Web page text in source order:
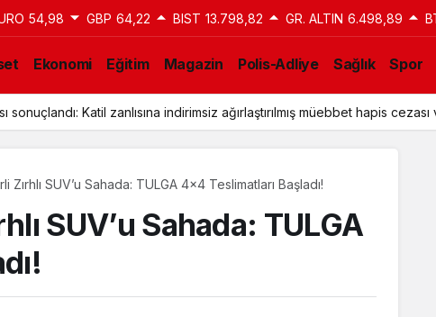
54,98 GBP 64,22 BIST 13.798,82 GR. ALTIN 6.498,89
Ekonomi Eğitim Magazin Polis-Adliye Sağlık Spor
sonuçlandı: Katil zanlısına indirimsiz ağırlaştırılmış müebbet hapis cezası
Zırhlı SUV’u Sahada: TULGA 4×4 Teslimatları Başladı!
SUV’u Sahada: TULGA